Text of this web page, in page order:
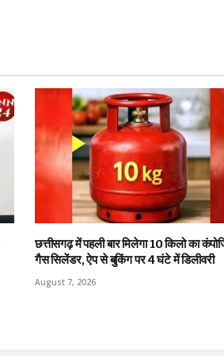
छत्तीसगढ़ में पहली बार मिलेगा 10 किलो का
गैस सिलेंडर, ऐप से बुकिंग पर 4 घंटे में डिलीवरी
August 7, 2026